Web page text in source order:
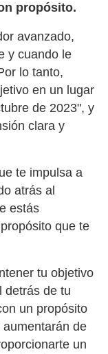
propósito.
avanzado,
y cuando le
lo tanto,
en un lugar
de 2023", y
clara y
te impulsa a
atrás al
estás
que te
tu objetivo
detrás de tu
un propósito
de
un